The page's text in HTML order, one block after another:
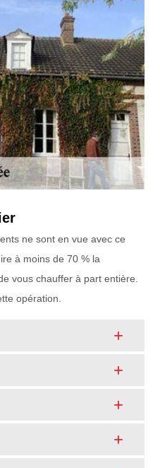
ne sont en vue avec ce
à moins de 70 % la
vous chauffer à part entière.
opération.